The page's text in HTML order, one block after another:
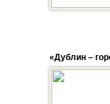
«Дублин –